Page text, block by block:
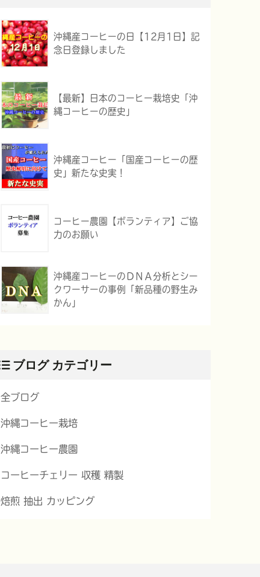
沖縄産コーヒーの日【12月1日】記
念日登録しました
【最新】日本のコーヒー栽培史「沖
縄コーヒーの歴史」
沖縄産コーヒー「国産コーヒーの歴
史」新たな史実！
コーヒー農園【ボランティア】ご協
力のお願い
沖縄産コーヒーのＤＮＡ分析とシー
クワーサーの事例「新品種の野生み
かん」
ブログ カテゴリー
全ブログ
沖縄コーヒー栽培
沖縄コーヒー農園
コーヒーチェリー 収穫 精製
焙煎 抽出 カッピング